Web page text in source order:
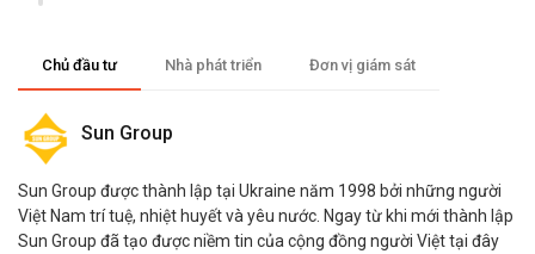
Chủ đầu tư Nhà phát triển Đơn vị giám sát
Sun Group
Sun Group được thành lập tại Ukraine năm 1998 bởi những người
Việt Nam trí tuệ, nhiệt huyết và yêu nước. Ngay từ khi mới thành lập
Sun Group đã tạo được niềm tin của cộng đồng người Việt tại đây